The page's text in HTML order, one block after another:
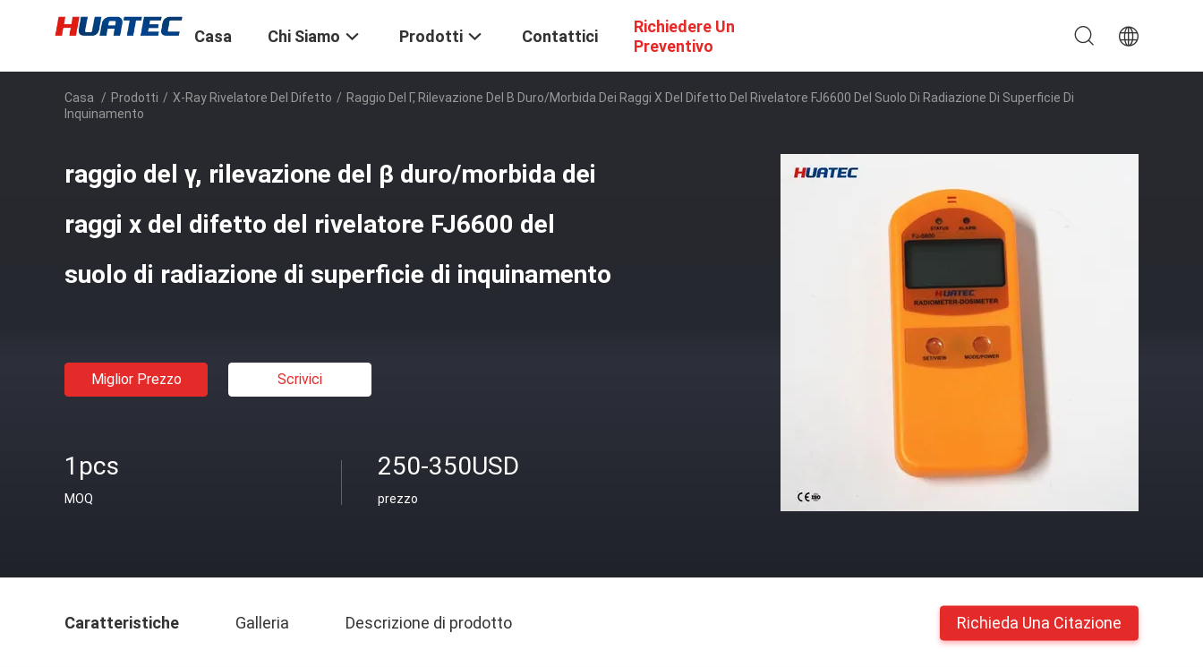
Casa Chi Siamo Prodotti Contattici
Richiedere Un
Preventivo
Casa / Prodotti / X-Ray Rivelatore Del Difetto / Raggio Del Γ, Rilevazione Del Β Duro/morbida Dei Raggi X Del Difetto Del Rivelatore FJ6600 Del Suolo Di Radiazione Di Superficie Di
Inquinamento
raggio del γ, rilevazione del β duro/morbida dei
raggi x del difetto del rivelatore FJ6600 del
suolo di radiazione di superficie di inquinamento
Miglior Prezzo Scrivici
1pcs
MOQ
250-350USD
prezzo
Caratteristiche Galleria Descrizione di prodotto Richieda Una Citazione